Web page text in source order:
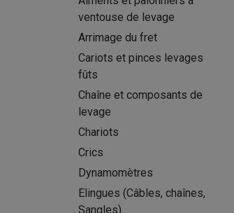
ventouse de levage
Arrimage du fret
Cariots et pinces levages
fûts
Chaîne et composants de
levage
Chariots
Crics
Dynamomètres
Elingues (Câbles, chaînes,
Sangles)